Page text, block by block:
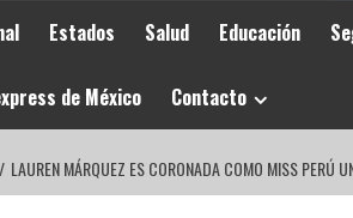
Estados Salud Educación
de México Contacto
LAUREN MÁRQUEZ ES CORONADA COMO MISS PERÚ